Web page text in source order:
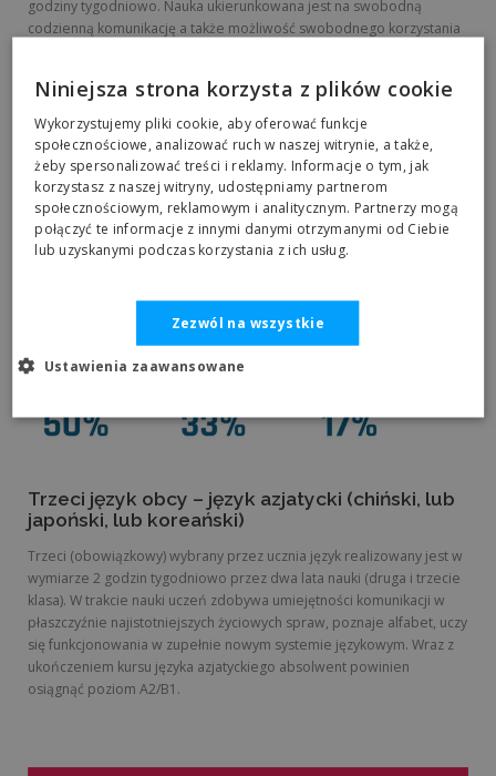
godziny tygodniowo. Nauka ukierunkowana jest na swobodną
codzienną komunikację a także możliwość swobodnego korzystania
zdalnej takie jak – platformy edukacyjne, wideokonferencje itd.
Celem kursu jest doprowadzenie absolwenta do poziomu
sprawności językowej – B2.
*Grupa musi liczyć przynajmniej 5 osób.
Trzeci język obcy – język azjatycki (chiński, lub
japoński, lub koreański)
Trzeci (obowiązkowy) wybrany przez ucznia język realizowany jest w
wymiarze 2 godzin tygodniowo przez dwa lata nauki (druga i trzecie
klasa). W trakcie nauki uczeń zdobywa umiejętności komunikacji w
płaszczyźnie najistotniejszych życiowych spraw, poznaje alfabet, uczy
się funkcjonowania w zupełnie nowym systemie językowym. Wraz z
ukończeniem kursu języka azjatyckiego absolwent powinien
osiągnąć poziom A2/B1.
Niniejsza strona korzysta z plików cookie
Wykorzystujemy pliki cookie, aby oferować funkcje
społecznościowe, analizować ruch w naszej witrynie, a także,
żeby spersonalizować treści i reklamy. Informacje o tym, jak
korzystasz z naszej witryny, udostępniamy partnerom
społecznościowym, reklamowym i analitycznym. Partnerzy mogą
połączyć te informacje z innymi danymi otrzymanymi od Ciebie
lub uzyskanymi podczas korzystania z ich usług.
Zezwól na wszystkie
Ustawienia zaawansowane